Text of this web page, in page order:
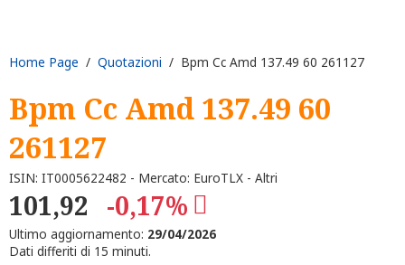
Home Page / Quotazioni / Bpm Cc Amd 137.49 60 261127
Bpm Cc Amd 137.49 60
261127
ISIN: IT0005622482 - Mercato: EuroTLX - Altri
101,92 -0,17%
Ultimo aggiornamento: 29/04/2026
Dati differiti di 15 minuti.